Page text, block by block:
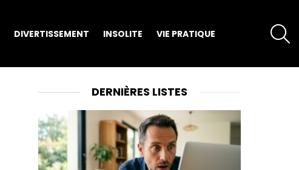
DIVERTISSEMENT INSOLITE VIE PRATIQUE
DERNIÈRES LISTES